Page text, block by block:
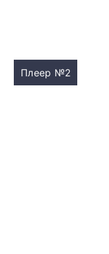
Плеер №2